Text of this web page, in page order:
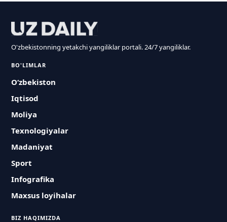
O'zbekistonning yetakchi yangiliklar portali. 24/7 yangiliklar.
BO'LIMLAR
O‘zbekiston
Iqtisod
Moliya
Texnologiyalar
Madaniyat
Sport
Infografika
Maxsus loyihalar
BIZ HAQIMIZDA